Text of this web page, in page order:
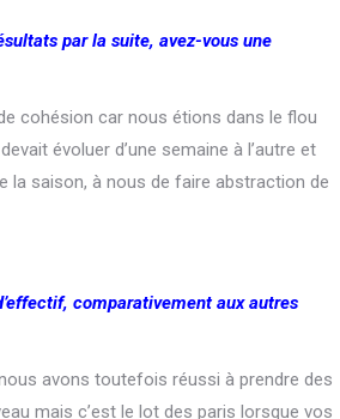
par la suite, avez-vous une
cohésion car nous étions dans le flou
évoluer d’une semaine à l’autre et
la saison, à nous de faire abstraction de
comparativement aux autres
avons toutefois réussi à prendre des
mais c’est le lot des paris lorsque vos